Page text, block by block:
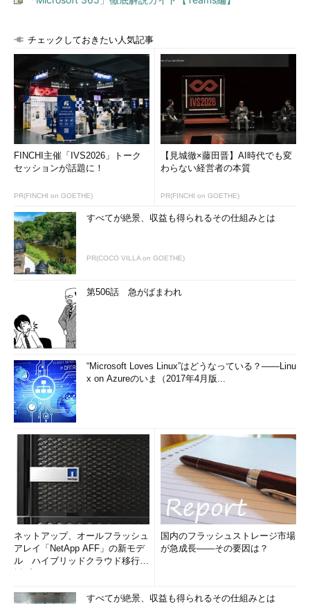
チェックしておきたい人気記事
FINCHI主催「IVS2026」トーク
セッションが話題に！
PR(FINCHI on GOETHE)
【見城徹×藤田晋】AI時代でも変
わらない経営者の本質
PR(FINCHI on GOETHE)
すべてが絶景、収益も得られるその仕組みとは
PR(COCO VILLA on GOETHE)
第506話 急がばまわれ
“Microsoft Loves Linux”はどうなっている？――Linu
x on Azureのいま（2017年4月版...
ネットアップ、オールフラッシュ
アレイ「NetApp AFF」の新モデ
ル ハイブリッドクラウド移行支
国内のフラッシュストレージ市場
が急成長――その要因は？
すべてが絶景、収益も得られるその仕組みとは